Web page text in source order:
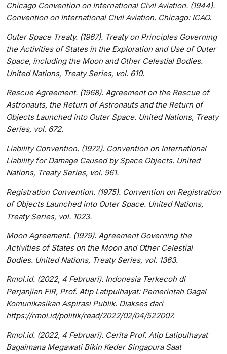
Chicago Convention on International Civil Aviation. (1944).
Convention on International Civil Aviation. Chicago: ICAO.
Outer Space Treaty. (1967). Treaty on Principles Governing
the Activities of States in the Exploration and Use of Outer
Space, including the Moon and Other Celestial Bodies.
United Nations, Treaty Series, vol. 610.
Rescue Agreement. (1968). Agreement on the Rescue of
Astronauts, the Return of Astronauts and the Return of
Objects Launched into Outer Space. United Nations, Treaty
Series, vol. 672.
Liability Convention. (1972). Convention on International
Liability for Damage Caused by Space Objects. United
Nations, Treaty Series, vol. 961.
Registration Convention. (1975). Convention on Registration
of Objects Launched into Outer Space. United Nations,
Treaty Series, vol. 1023.
Moon Agreement. (1979). Agreement Governing the
Activities of States on the Moon and Other Celestial
Bodies. United Nations, Treaty Series, vol. 1363.
Rmol.id. (2022, 4 Februari). Indonesia Terkecoh di
Perjanjian FIR, Prof. Atip Latipulhayat: Pemerintah Gagal
Komunikasikan Aspirasi Publik. Diakses dari
https://rmol.id/politik/read/2022/02/04/522007.
Rmol.id. (2022, 4 Februari). Cerita Prof. Atip Latipulhayat
Bagaimana Megawati Bikin Keder Singapura Saat